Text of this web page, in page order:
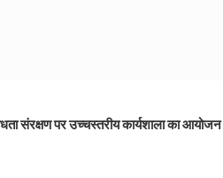
संरक्षण पर उच्चस्तरीय कार्यशाला का आयोजन